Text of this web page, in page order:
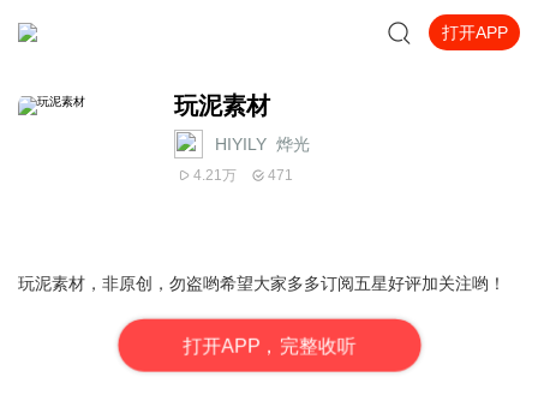
打开APP
玩泥素材
HIYILY_烨光
4.21万 471
玩泥素材，非原创，勿盗哟希望大家多多订阅五星好评加关注哟！
打开APP，完整收听